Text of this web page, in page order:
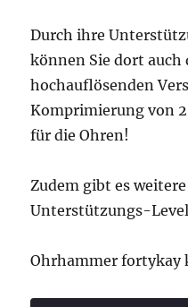
Durch ihre
können Sie dort auch
hochauflösenden
Komprimierung von
für die Ohren!
Zudem gibt es
Unterstützungs-
Ohrhammer fortykay